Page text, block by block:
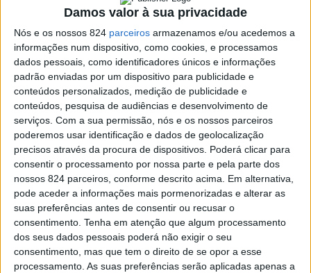
Damos valor à sua privacidade
Nós e os nossos 824 parceiros armazenamos e/ou acedemos a
informações num dispositivo, como cookies, e processamos
dados pessoais, como identificadores únicos e informações
padrão enviadas por um dispositivo para publicidade e
conteúdos personalizados, medição de publicidade e
conteúdos, pesquisa de audiências e desenvolvimento de
serviços. Com a sua permissão, nós e os nossos parceiros
poderemos usar identificação e dados de geolocalização
precisos através da procura de dispositivos. Poderá clicar para
consentir o processamento por nossa parte e pela parte dos
nossos 824 parceiros, conforme descrito acima. Em alternativa,
pode aceder a informações mais pormenorizadas e alterar as
suas preferências antes de consentir ou recusar o
consentimento. Tenha em atenção que algum processamento
dos seus dados pessoais poderá não exigir o seu
consentimento, mas que tem o direito de se opor a esse
processamento. As suas preferências serão aplicadas apenas a
Está de regresso, entre os dias 25 e 27 de Julho, mais
uma edição da Feira Franca de Avis, que volta a apostar
forte na programação musical. Nininho Vaz Maia, Slow J
e Xutos & Pontapés são os cabeças-de-cartaz.
A Feira Franca de Avis, evento promovido pelo Município,
promete três dias de muita música, animação, convívio e
promoção do que melhor se faz no concelho e na região,